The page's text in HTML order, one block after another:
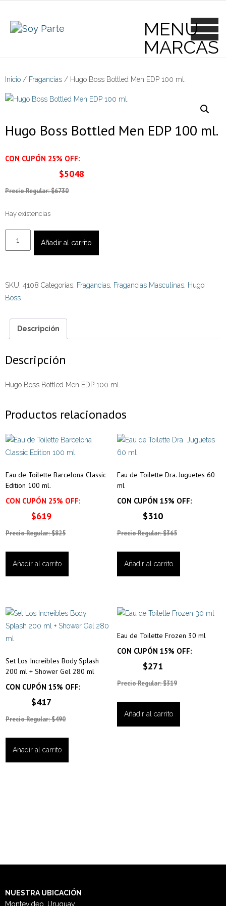
content
Inicio / Fragancias / Hugo Boss Bottled Men EDP 100 ml.
Hugo Boss Bottled Men EDP 100 ml.
CON CUPÓN 25% OFF:
$5048
Precio Regular: $6730
Hay existencias
EDP
100
cantidad
Añadir al carrito
SKU: 4108 Categorías: Fragancias Fragancias Masculinas Hugo
Boss
Descripción
Descripción
Hugo Boss Bottled Men EDP 100 ml.
Productos relacionados
Eau de Toilette Barcelona Classic
Edition 100 ml.
CON CUPÓN 25% OFF:
$619
Precio Regular: $825
Añadir al carrito
Eau de Toilette Dra. Juguetes 60
ml
CON CUPÓN 15% OFF:
$310
Precio Regular: $365
Añadir al carrito
Set Los Increibles Body Splash
200 ml + Shower Gel 280 ml
CON CUPÓN 15% OFF:
$417
Precio Regular: $490
Añadir al carrito
Eau de Toilette Frozen 30 ml
CON CUPÓN 15% OFF:
$271
Precio Regular: $319
Añadir al carrito
NUESTRAUBICACIÓN
Montevideo, Uruguay